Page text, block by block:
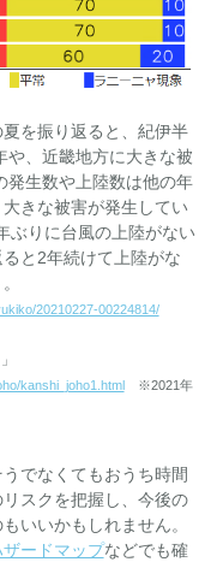
を振り返ると、紀伊半
や、近畿地方に大きな被
発生数や上陸数は他の年
きな被害が発生してい
ぶりに台風の上陸がない
と2年続けて上陸がな
20210227-00224814/
kanshi_joho1.html
※2021年
でなくてもおうち時間
スクを把握し、今後の
いいかもしれません。
ザードマップなどでも確